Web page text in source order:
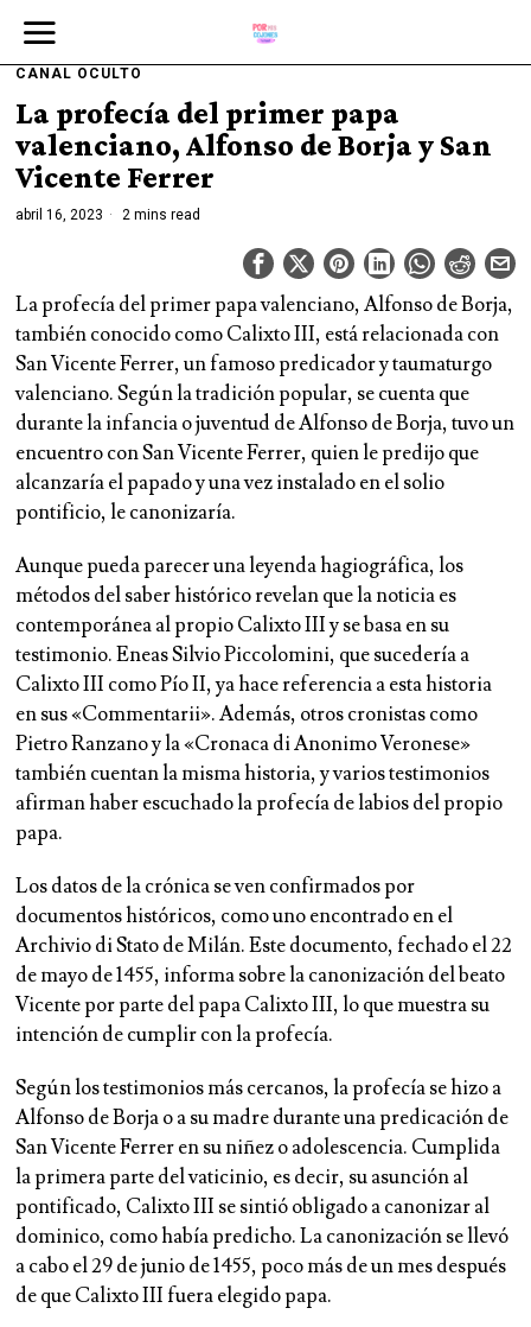
CANAL OCULTO
La profecía del primer papa
valenciano, Alfonso de Borja y San
Vicente Ferrer
abril 16, 2023 2 mins read
La profecía del primer papa valenciano, Alfonso de Borja,
también conocido como Calixto III, está relacionada con
San Vicente Ferrer, un famoso predicador y taumaturgo
valenciano. Según la tradición popular, se cuenta que
durante la infancia o juventud de Alfonso de Borja, tuvo un
encuentro con San Vicente Ferrer, quien le predijo que
alcanzaría el papado y una vez instalado en el solio
pontificio, le canonizaría.
Aunque pueda parecer una leyenda hagiográfica, los
métodos del saber histórico revelan que la noticia es
contemporánea al propio Calixto III y se basa en su
testimonio. Eneas Silvio Piccolomini, que sucedería a
Calixto III como Pío II, ya hace referencia a esta historia
en sus «Commentarii». Además, otros cronistas como
Pietro Ranzano y la «Cronaca di Anonimo Veronese»
también cuentan la misma historia, y varios testimonios
afirman haber escuchado la profecía de labios del propio
papa.
Los datos de la crónica se ven confirmados por
documentos históricos, como uno encontrado en el
Archivio di Stato de Milán. Este documento, fechado el 22
de mayo de 1455, informa sobre la canonización del beato
Vicente por parte del papa Calixto III, lo que muestra su
intención de cumplir con la profecía.
Según los testimonios más cercanos, la profecía se hizo a
Alfonso de Borja o a su madre durante una predicación de
San Vicente Ferrer en su niñez o adolescencia. Cumplida
la primera parte del vaticinio, es decir, su asunción al
pontificado, Calixto III se sintió obligado a canonizar al
dominico, como había predicho. La canonización se llevó
a cabo el 29 de junio de 1455, poco más de un mes después
de que Calixto III fuera elegido papa.